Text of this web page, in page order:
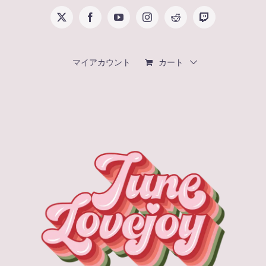
X FacebookYouTubeInstagramReddit Twitch
マイアカウント カート